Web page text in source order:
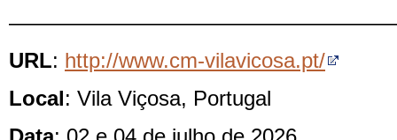
URL: http://www.cm-vilavicosa.pt/
Local: Vila Viçosa, Portugal